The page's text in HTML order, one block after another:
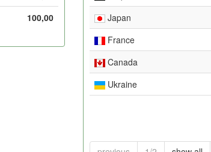
100,00
Japan
France
Canada
Ukraine